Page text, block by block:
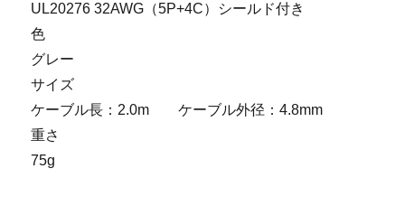
UL20276 32AWG（5P+4C）シールド付き
色
グレー
サイズ
ケーブル長：2.0m ケーブル外径：4.8mm
重さ
75g